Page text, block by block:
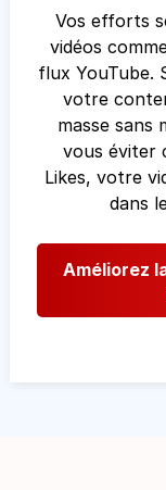
Vos efforts
vidéos
flux YouTube.
votre
masse sans
vous éviter
Likes, votre
dans
Améliorez